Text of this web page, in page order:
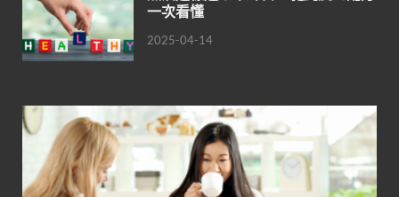
一次看懂
2025-04-14